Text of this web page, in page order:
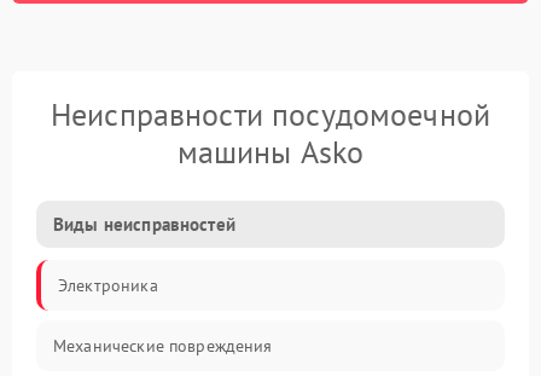
Неисправности посудомоечной
машины Asko
Виды неисправностей
Электроника
Механические повреждения